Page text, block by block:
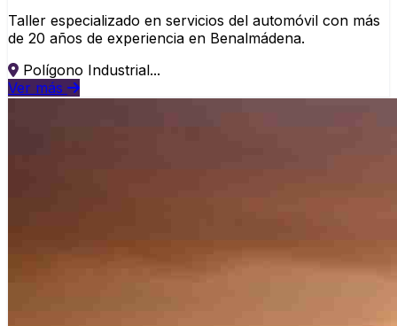
Taller especializado en servicios del automóvil con más
de 20 años de experiencia en Benalmádena.
Polígono Industrial...
Ver más